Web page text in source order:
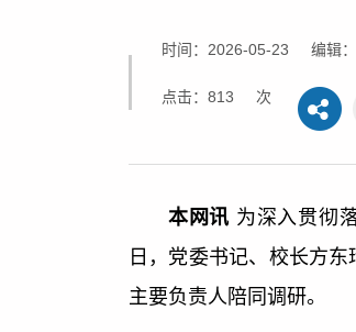
时间：2026-05-23 编辑
点击： 813 次
本网讯 为深入贯彻
日，党委书记、校长方
主要负责人陪同调研。